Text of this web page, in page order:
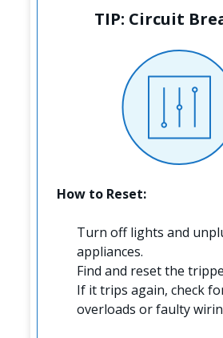
TIP: Circuit
How to Reset:
Turn off lights and
appliances.
Find and reset the
If it trips again, check
overloads or faulty